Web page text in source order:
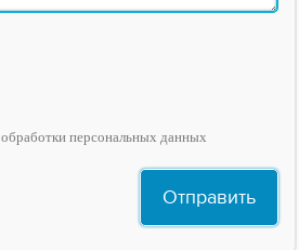
обработки персональных данных